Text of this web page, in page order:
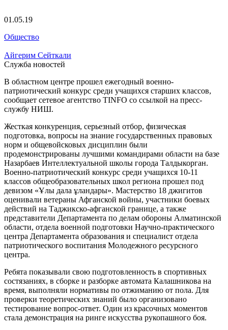
01.05.19
Общество
Айгерим Сейткали
Служба новостей
В областном центре прошел ежегодный военно-
патриотический конкурс среди учащихся старших классов,
сообщает сетевое агентство TINFO со ссылкой на пресс-
службу НИШ.
Жесткая конкуренция, серьезный отбор, физическая
подготовка, вопросы на знание государственных правовых
норм и общевойсковых дисциплин были
продемонстрированы лучшими командирами области на базе
Назарбаев Интеллектуальной школы города Талдыкорган.
Военно-патриотический конкурс среди учащихся 10-11
классов общеобразовательных школ региона прошел под
девизом «Ұлы дала ұландары». Мастерство 18 джигитов
оценивали ветераны Афганской войны, участники боевых
действий на Таджикско-афганской границе, а также
представители Департамента по делам обороны Алматинской
области, отдела военной подготовки Научно-практического
центра Департамента образования и специалист отдела
патриотического воспитания Молодежного ресурсного
центра.
Ребята показывали свою подготовленность в спортивных
состязаниях, в сборке и разборке автомата Калашникова на
время, выполняли нормативы по отжиманию от пола. Для
проверки теоретических знаний было организовано
тестирование вопрос-ответ. Один из красочных моментов
стала демонстрация на ринге искусства рукопашного боя.